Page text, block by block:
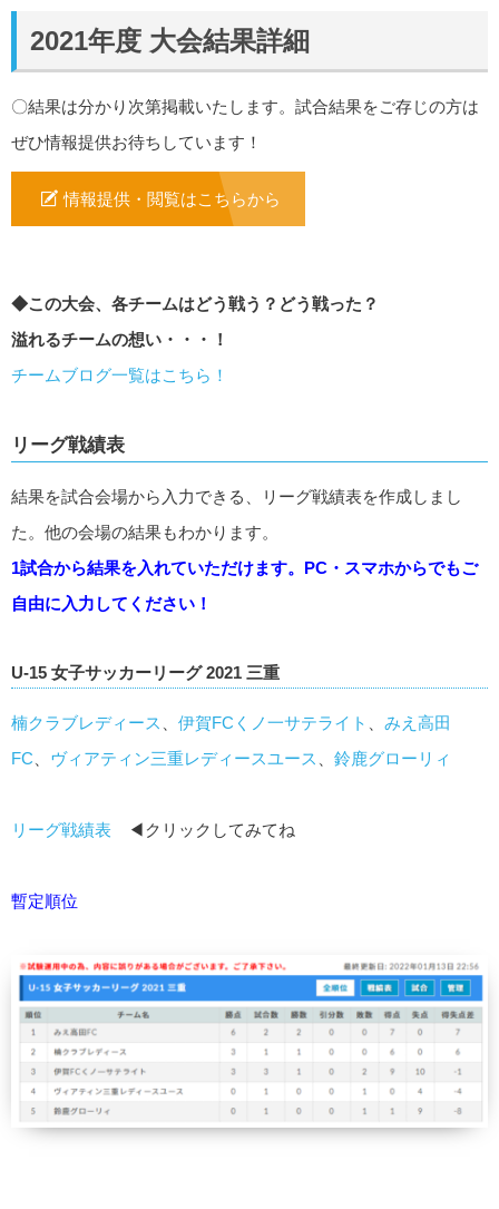
2021年度 大会結果詳細
〇結果は分かり次第掲載いたします。試合結果をご存じの方は
ぜひ情報提供お待ちしています！
情報提供・閲覧はこちらから
◆この大会、各チームはどう戦う？どう戦った？
溢れるチームの想い・・・！
チームブログ一覧はこちら！
リーグ戦績表
結果を試合会場から入力できる、リーグ戦績表を作成しまし
た。他の会場の結果もわかります。
1試合から結果を入れていただけます。PC・スマホからでもご
自由に入力してください！
U-15 女子サッカーリーグ 2021 三重
楠クラブレディース 伊賀FCくノ一サテライト
みえ高田
FC
ヴィアティン三重レディースユース 鈴鹿グローリィ
リーグ戦績表 ◀クリックしてみてね
暫定順位